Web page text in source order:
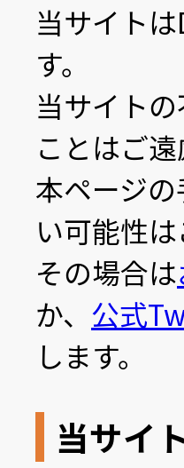
当サイト
す。
当サイト
ことはご遠
本ページ
い可能性は
その場合は
か、 公式
します。
当サイ